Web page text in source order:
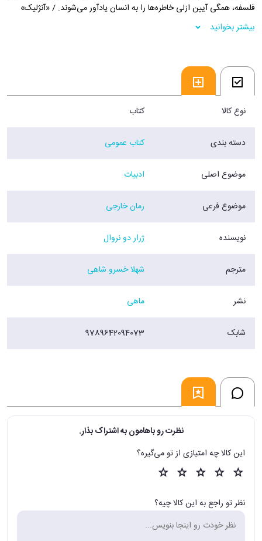
فلسفه، همگی آیین ازلی خاطره‌ها را به انسان یادآور می‌شوند. / «آنژلیک»
نام پرومته همیشه به طور خاصی برایم ناخوشایند بوده است، زیرا هنوز در
نجات یافتم. — آه ژوپیتر! عذاب مرا آیا پایانی هست؟
فرشگاه اینترنتی 30 بوک
بیشتر بخوانید
نوع کالا کتاب
دسته بندی کتاب عمومی
موضوع اصلی ادبیات
موضوع فرعی رمان خارجی
نویسنده ژرار دو نروال
مترجم شهلا خسرو شاهی
نشر ماهی
شابک 9789642094073
نظرت رو باهامون به اشتراک بذار.
این کالا چه امتیازی از تو می‌گیره؟
نظر تو راجع به این کالا چیه؟